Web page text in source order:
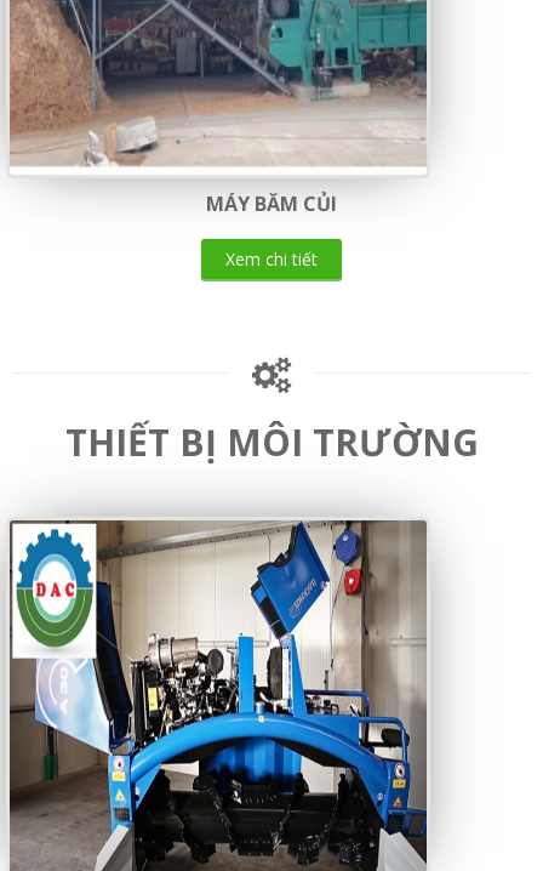
MÁY BĂM CỦI
Xem chi tiết
THIẾT BỊ MÔI TRƯỜNG